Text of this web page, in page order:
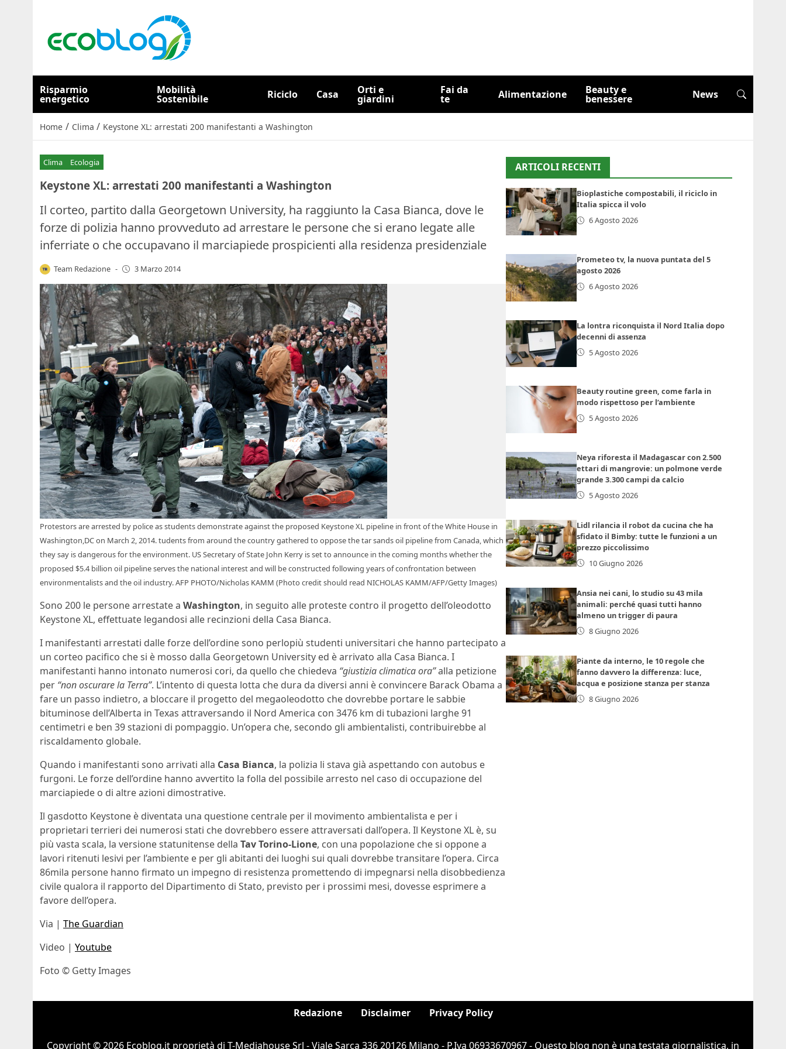
Risparmio
energetico
Mobilità
Sostenibile Riciclo Casa Orti e
giardini
Fai da
te Alimentazione Beauty e
benessere News
Home / Clima / Keystone XL: arrestati 200 manifestanti a Washington
Clima Ecologia
Keystone XL: arrestati 200 manifestanti a Washington
Il corteo, partito dalla Georgetown University, ha raggiunto la Casa Bianca, dove le
forze di polizia hanno provveduto ad arrestare le persone che si erano legate alle
inferriate o che occupavano il marciapiede prospicienti alla residenza presidenziale
Team Redazione - 3 Marzo 2014
Protestors are arrested by police as students demonstrate against the proposed Keystone XL pipeline in front of the White House in
Washington,DC on March 2, 2014. tudents from around the country gathered to oppose the tar sands oil pipeline from Canada, which
they say is dangerous for the environment. US Secretary of State John Kerry is set to announce in the coming months whether the
proposed $5.4 billion oil pipeline serves the national interest and will be constructed following years of confrontation between
environmentalists and the oil industry. AFP PHOTO/Nicholas KAMM (Photo credit should read NICHOLAS KAMM/AFP/Getty Images)
Sono 200 le persone arrestate a Washington, in seguito alle proteste contro il progetto dell’oleodotto
Keystone XL, effettuate legandosi alle recinzioni della Casa Bianca.
I manifestanti arrestati dalle forze dell’ordine sono perlopiù studenti universitari che hanno partecipato a
un corteo pacifico che si è mosso dalla Georgetown University ed è arrivato alla Casa Bianca. I
manifestanti hanno intonato numerosi cori, da quello che chiedeva “giustizia climatica ora”alla petizione
per “non oscurare la Terra”. L’intento di questa lotta che dura da diversi anni è convincere Barack Obama a
fare un passo indietro, a bloccare il progetto del megaoleodotto che dovrebbe portare le sabbie
bituminose dell’Alberta in Texas attraversando il Nord America con 3476 km di tubazioni larghe 91
centimetri e ben 39 stazioni di pompaggio. Un’opera che, secondo gli ambientalisti, contribuirebbe al
riscaldamento globale.
Quando i manifestanti sono arrivati alla Casa Bianca, la polizia li stava già aspettando con autobus e
furgoni. Le forze dell’ordine hanno avvertito la folla del possibile arresto nel caso di occupazione del
marciapiede o di altre azioni dimostrative.
Il gasdotto Keystone è diventata una questione centrale per il movimento ambientalista e per i
proprietari terrieri dei numerosi stati che dovrebbero essere attraversati dall’opera. Il Keystone XL è, su
più vasta scala, la versione statunitense della Tav Torino-Lione, con una popolazione che si oppone a
lavori ritenuti lesivi per l’ambiente e per gli abitanti dei luoghi sui quali dovrebbe transitare l’opera. Circa
86mila persone hanno firmato un impegno di resistenza promettendo di impegnarsi nella disobbedienza
civile qualora il rapporto del Dipartimento di Stato, previsto per i prossimi mesi, dovesse esprimere a
favore dell’opera.
Via | The Guardian
Video | Youtube
Foto © Getty Images
ARTICOLI RECENTI
Bioplastiche compostabili, il riciclo in
Italia spicca il volo
6 Agosto 2026
Prometeo tv, la nuova puntata del 5
agosto 2026
6 Agosto 2026
La lontra riconquista il Nord Italia dopo
decenni di assenza
5 Agosto 2026
Beauty routine green, come farla in
modo rispettoso per l’ambiente
5 Agosto 2026
Neya riforesta il Madagascar con 2.500
ettari di mangrovie: un polmone verde
grande 3.300 campi da calcio
5 Agosto 2026
Lidl rilancia il robot da cucina che ha
sfidato il Bimby: tutte le funzioni a un
prezzo piccolissimo
10 Giugno 2026
Ansia nei cani, lo studio su 43 mila
animali: perché quasi tutti hanno
almeno un trigger di paura
8 Giugno 2026
Piante da interno, le 10 regole che
fanno davvero la differenza: luce,
acqua e posizione stanza per stanza
8 Giugno 2026
Redazione Disclaimer Privacy Policy
Copyright © 2026 Ecoblog.it proprietà di T-Mediahouse Srl - Viale Sarca 336 20126 Milano - P.Iva 06933670967 - Questo blog non è una testata giornalistica, in